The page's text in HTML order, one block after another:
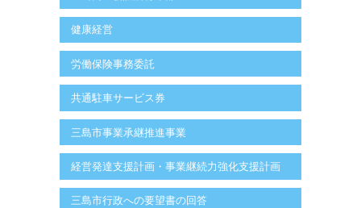
健康経営
労働保険事務委託
共通駐車サービス券
三島市事業承継推進事業
経営発達支援計画・事業継続力強化支援計画
三島市行政への要望書の回答